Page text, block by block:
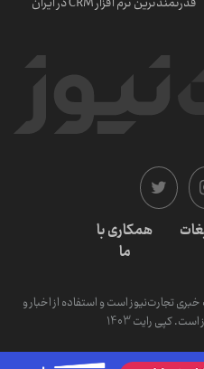
همکاری با
ما
تجارت‌نیوز است و استفاده از اخبار و
کپی رایت 1403